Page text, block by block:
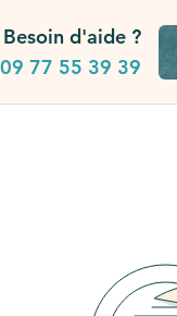
Besoin d'aide ?
09 77 55 39 39